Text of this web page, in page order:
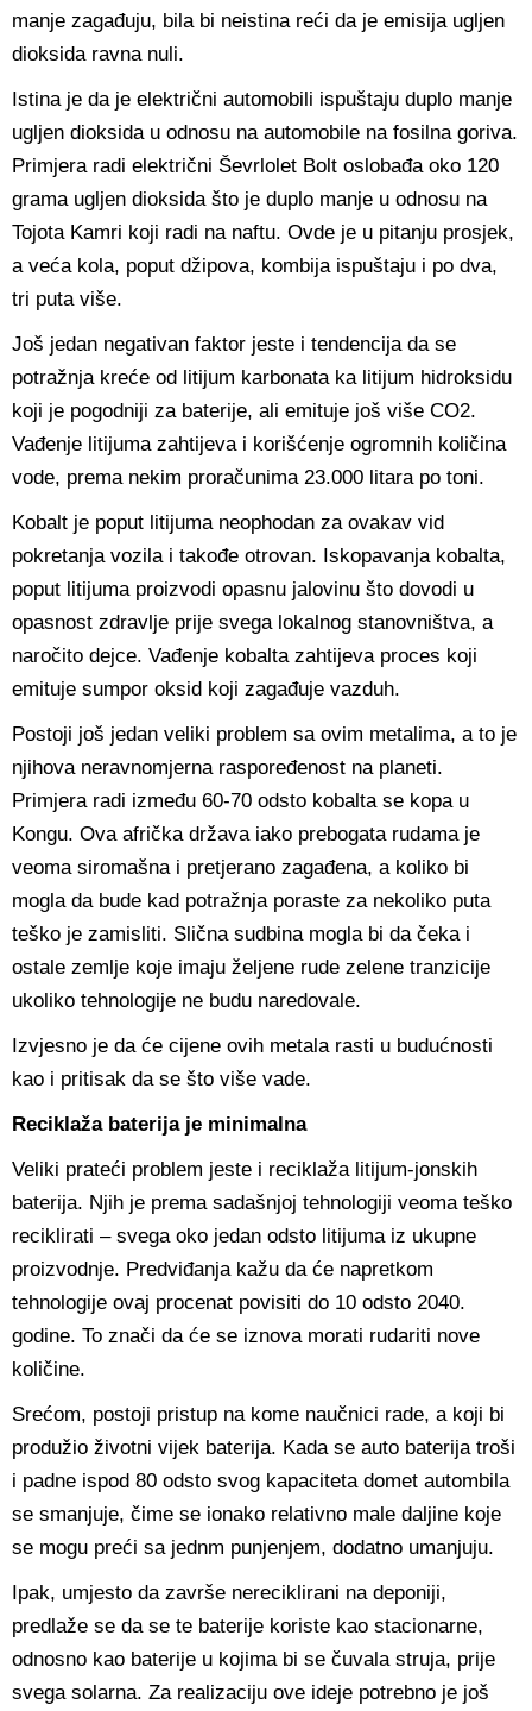
manje zagađuju, bila bi neistina reći da je emisija ugljen
dioksida ravna nuli.
Istina je da je električni automobili ispuštaju duplo manje
ugljen dioksida u odnosu na automobile na fosilna goriva.
Primjera radi električni Ševrlolet Bolt oslobađa oko 120
grama ugljen dioksida što je duplo manje u odnosu na
Tojota Kamri koji radi na naftu. Ovde je u pitanju prosjek,
a veća kola, poput džipova, kombija ispuštaju i po dva,
tri puta više.
Još jedan negativan faktor jeste i tendencija da se
potražnja kreće od litijum karbonata ka litijum hidroksidu
koji je pogodniji za baterije, ali emituje još više CO2.
Vađenje litijuma zahtijeva i korišćenje ogromnih količina
vode, prema nekim proračunima 23.000 litara po toni.
Kobalt je poput litijuma neophodan za ovakav vid
pokretanja vozila i takođe otrovan. Iskopavanja kobalta,
poput litijuma proizvodi opasnu jalovinu što dovodi u
opasnost zdravlje prije svega lokalnog stanovništva, a
naročito dejce. Vađenje kobalta zahtijeva proces koji
emituje sumpor oksid koji zagađuje vazduh.
Postoji još jedan veliki problem sa ovim metalima, a to je
njihova neravnomjerna raspoređenost na planeti.
Primjera radi između 60-70 odsto kobalta se kopa u
Kongu. Ova afrička država iako prebogata rudama je
veoma siromašna i pretjerano zagađena, a koliko bi
mogla da bude kad potražnja poraste za nekoliko puta
teško je zamisliti. Slična sudbina mogla bi da čeka i
ostale zemlje koje imaju željene rude zelene tranzicije
ukoliko tehnologije ne budu naredovale.
Izvjesno je da će cijene ovih metala rasti u budućnosti
kao i pritisak da se što više vade.
Reciklaža baterija je minimalna
Veliki prateći problem jeste i reciklaža litijum-jonskih
baterija. Njih je prema sadašnjoj tehnologiji veoma teško
reciklirati – svega oko jedan odsto litijuma iz ukupne
proizvodnje. Predviđanja kažu da će napretkom
tehnologije ovaj procenat povisiti do 10 odsto 2040.
godine. To znači da će se iznova morati rudariti nove
količine.
Srećom, postoji pristup na kome naučnici rade, a koji bi
produžio životni vijek baterija. Kada se auto baterija troši
i padne ispod 80 odsto svog kapaciteta domet autombila
se smanjuje, čime se ionako relativno male daljine koje
se mogu preći sa jednm punjenjem, dodatno umanjuju.
Ipak, umjesto da završe nereciklirani na deponiji,
predlaže se da se te baterije koriste kao stacionarne,
odnosno kao baterije u kojima bi se čuvala struja, prije
svega solarna. Za realizaciju ove ideje potrebno je još